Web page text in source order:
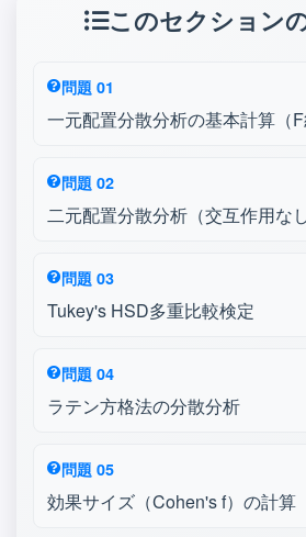
このセクション
問題 01
一元配置分散分析の基本計算（F
問題 02
二元配置分散分析（交互作用なし
問題 03
Tukey's HSD多重比較検定
問題 04
ラテン方格法の分散分析
問題 05
効果サイズ（Cohen's f）の計算